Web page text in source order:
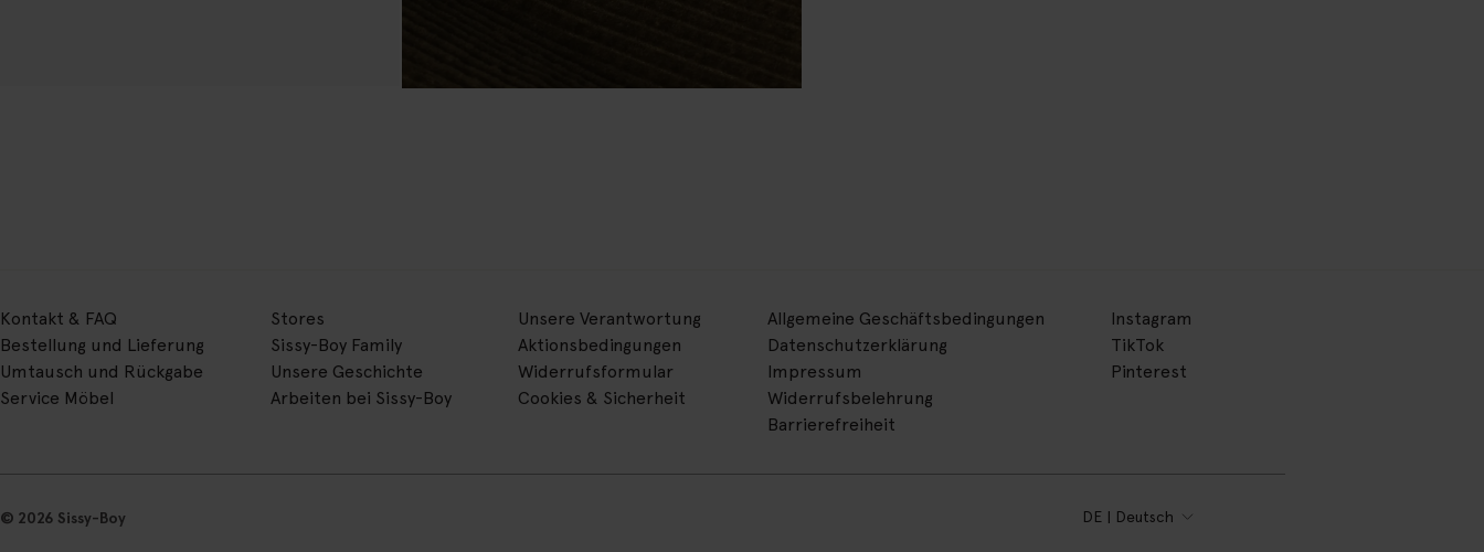
Kontakt & FAQ
Bestellung und Lieferung
Umtausch und Rückgabe
Service Möbel
Stores
Sissy-Boy Family
Unsere Geschichte
Arbeiten bei Sissy-Boy
Unsere Verantwortung
Aktionsbedingungen
Widerrufsformular
Cookies & Sicherheit
Allgemeine Geschäftsbedingungen
Datenschutzerklärung
Impressum
Widerrufsbelehrung
Barrierefreiheit
Instagram
TikTok
Pinterest
DE | Deutsch
© 2026 Sissy-Boy